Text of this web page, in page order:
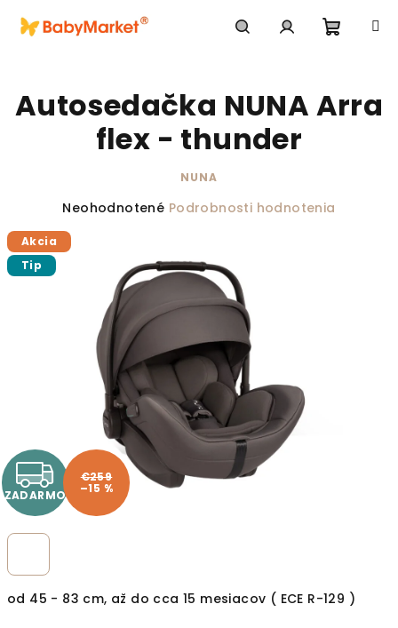
od 45 - 83 cm, až do cca 15 mesiacov ( ECE R-129 )
Autosedačka NUNA Arra
flex - thunder
NUNA
Priemerné hodnotenie produktu je 0,0 z 5
Neohodnotené Podrobnosti hodnotenia
Akcia
Tip
ZADARMO
ZADARMO
€259
–15 %